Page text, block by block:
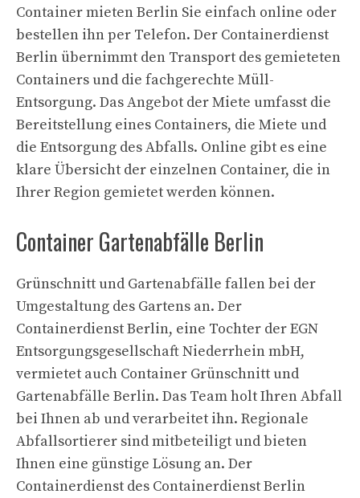
Container mieten Berlin Sie einfach online oder
bestellen ihn per Telefon. Der Containerdienst
Berlin übernimmt den Transport des gemieteten
Containers und die fachgerechte Müll-
Entsorgung. Das Angebot der Miete umfasst die
Bereitstellung eines Containers, die Miete und
die Entsorgung des Abfalls. Online gibt es eine
klare Übersicht der einzelnen Container, die in
Ihrer Region gemietet werden können.
Container Gartenabfälle Berlin
Grünschnitt und Gartenabfälle fallen bei der
Umgestaltung des Gartens an. Der
Containerdienst Berlin, eine Tochter der EGN
Entsorgungsgesellschaft Niederrhein mbH,
vermietet auch Container Grünschnitt und
Gartenabfälle Berlin. Das Team holt Ihren Abfall
bei Ihnen ab und verarbeitet ihn. Regionale
Abfallsortierer sind mitbeteiligt und bieten
Ihnen eine günstige Lösung an. Der
Containerdienst des Containerdienst Berlin